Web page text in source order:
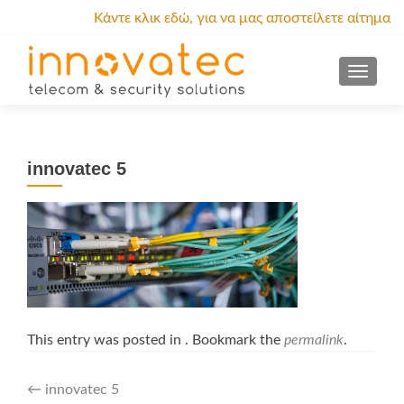
Κάντε κλικ εδώ, για να μας αποστείλετε αίτημα
προσφοράς.
MENU
innovatec 5
This entry was posted in . Bookmark the permalink.
Post
← innovatec 5